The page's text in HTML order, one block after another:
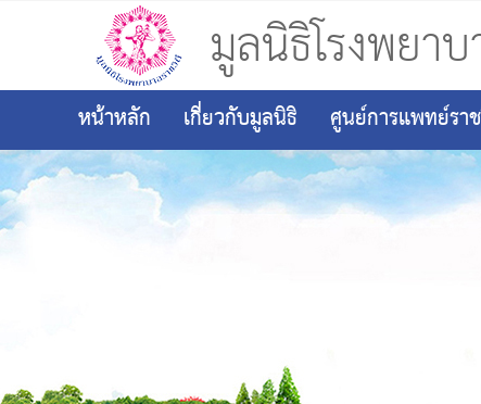
มูลนิธิโรงพยา
หน้าหลัก
เกี่ยวกับมูลนิธิ ศูนย์การแพทย์รา